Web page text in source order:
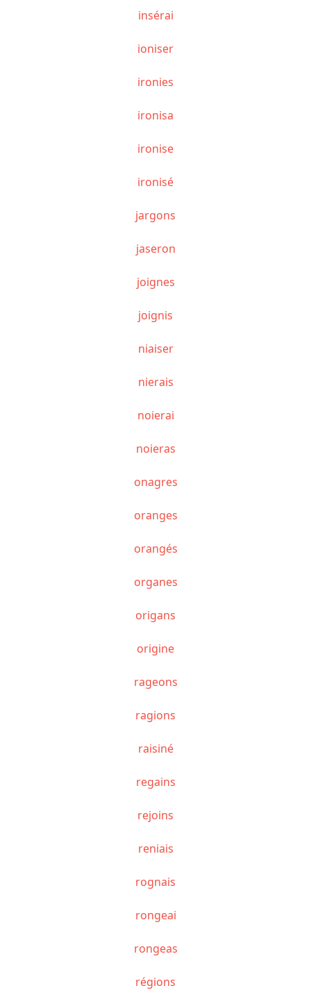
insérai
ioniser
ironies
ironisa
ironise
ironisé
jargons
jaseron
joignes
joignis
niaiser
nierais
noierai
noieras
onagres
oranges
orangés
organes
origans
origine
rageons
ragions
raisiné
regains
rejoins
reniais
rognais
rongeai
rongeas
régions